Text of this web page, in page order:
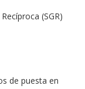
(SGR)
de puesta en